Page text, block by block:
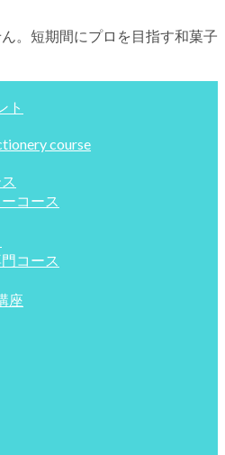
。短期間にプロを目指す和菓子
ト
course
コース
コース
座